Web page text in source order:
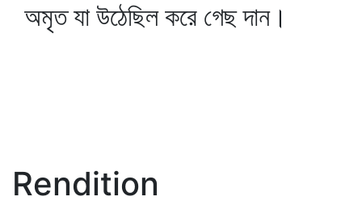
অমৃত যা উঠেছিল করে গেছ দান।
Rendition